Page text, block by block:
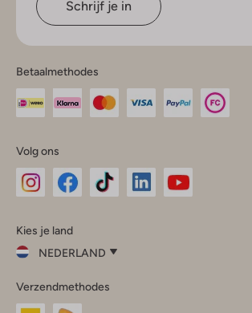
Schrijf je in
Betaalmethodes
Volg ons
InstagramFacebook
Kies je land
NEDERLAND
je
land
Verzendmethodes